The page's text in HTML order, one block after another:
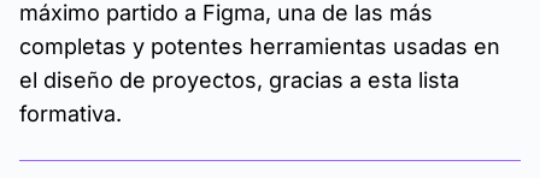
máximo partido a Figma, una de las más
completas y potentes herramientas usadas en
el diseño de proyectos, gracias a esta lista
formativa.